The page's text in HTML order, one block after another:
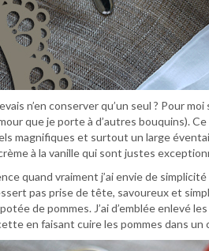
n’en conserver qu’un seul ? Pour
que je porte à d’autres bouquins).
magnifiques et surtout un large
à la vanille qui sont justes
quand vraiment j’ai envie de
pas prise de tête, savoureux et
de pommes. J’ai d’emblée enlevé
en faisant cuire les pommes dans un